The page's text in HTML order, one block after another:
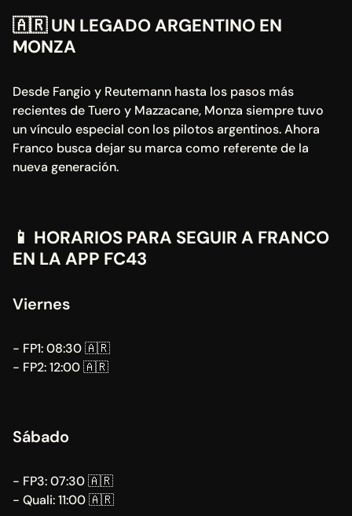
🇦🇷 UN LEGADO ARGENTINO EN
MONZA
Desde Fangio y Reutemann hasta los pasos más
recientes de Tuero y Mazzacane, Monza siempre tuvo
un vínculo especial con los pilotos argentinos. Ahora
Franco busca dejar su marca como referente de la
nueva generación.
📱 HORARIOS PARA SEGUIR A FRANCO
EN LA APP FC43
Viernes
- FP1: 08:30 🇦🇷
- FP2: 12:00 🇦🇷
Sábado
- FP3: 07:30 🇦🇷
- Quali: 11:00 🇦🇷